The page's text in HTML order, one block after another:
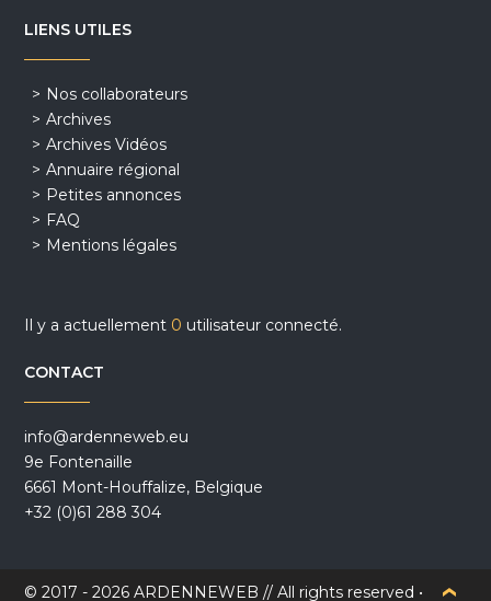
LIENS UTILES
Nos collaborateurs
Archives
Archives Vidéos
Annuaire régional
Petites annonces
FAQ
Mentions légales
Il y a actuellement 0 utilisateur connecté.
CONTACT
info@ardenneweb.eu
9e Fontenaille
6661 Mont-Houffalize, Belgique
+32 (0)61 288 304
© 2017 - 2026 ARDENNEWEB // All rights reserved •